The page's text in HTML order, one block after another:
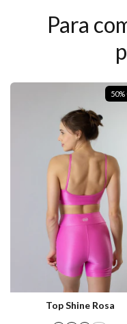
Para
50%
Top Shine Rosa